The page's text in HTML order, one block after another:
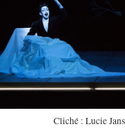
Cliché : Lucie